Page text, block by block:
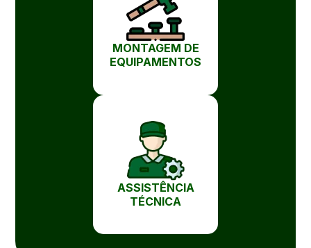
MONTAGEM DE
EQUIPAMENTOS
ASSISTÊNCIA
TÉCNICA